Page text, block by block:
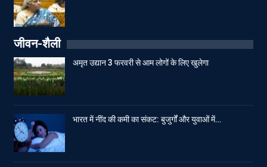
जीवन-शैली
अमृत उद्यान 3 फरवरी से आम लोगों के लिए खुलेगा
भारत में नींद की कमी का संकट: बुजुर्गों और युवाओं में…